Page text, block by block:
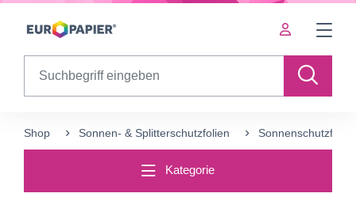
Table Of Content
Ergänzende Produkte
Shop Sonnen- & Splitterschutzfolien
Kategorie